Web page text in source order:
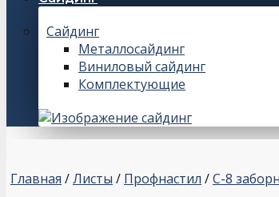
Сайдинг
Металлосайдинг
Виниловый сайдинг
Комплектующие
Главная /Листы / Профнастил /С-8